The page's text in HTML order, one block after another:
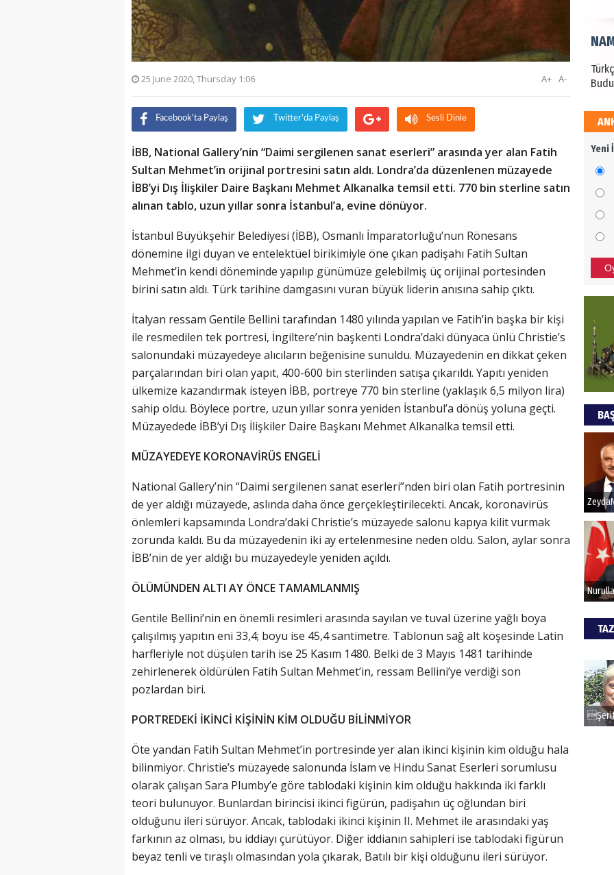
25 June 2020, Thursday 1:06 A-
A+
Facebook'ta Paylaş Twitter'da Paylaş Sesli Dinle
İBB, National Gallery’nin “Daimi sergilenen sanat eserleri” arasında yer alan Fatih
Sultan Mehmet’in orijinal portresini satın aldı. Londra’da düzenlenen müzayede
İBB’yi Dış İlişkiler Daire Başkanı Mehmet Alkanalka temsil etti. 770 bin sterline satın
alınan tablo, uzun yıllar sonra İstanbul’a, evine dönüyor.
İstanbul Büyükşehir Belediyesi (İBB), Osmanlı İmparatorluğu’nun Rönesans
dönemine ilgi duyan ve entelektüel birikimiyle öne çıkan padişahı Fatih Sultan
Mehmet’in kendi döneminde yapılıp günümüze gelebilmiş üç orijinal portesinden
birini satın aldı. Türk tarihine damgasını vuran büyük liderin anısına sahip çıktı.
İtalyan ressam Gentile Bellini tarafından 1480 yılında yapılan ve Fatih’in başka bir kişi
ile resmedilen tek portresi, İngiltere’nin başkenti Londra’daki dünyaca ünlü Christie’s
salonundaki müzayedeye alıcıların beğenisine sunuldu. Müzayedenin en dikkat çeken
parçalarından biri olan yapıt, 400-600 bin sterlinden satışa çıkarıldı. Yapıtı yeniden
ülkemize kazandırmak isteyen İBB, portreye 770 bin sterline (yaklaşık 6,5 milyon lira)
sahip oldu. Böylece portre, uzun yıllar sonra yeniden İstanbul’a dönüş yoluna geçti.
Müzayedede İBB’yi Dış İlişkiler Daire Başkanı Mehmet Alkanalka temsil etti.
MÜZAYEDEYE KORONAVİRÜS ENGELİ
National Gallery’nin “Daimi sergilenen sanat eserleri”nden biri olan Fatih portresinin
de yer aldığı müzayede, aslında daha önce gerçekleştirilecekti. Ancak, koronavirüs
önlemleri kapsamında Londra’daki Christie’s müzayede salonu kapıya kilit vurmak
zorunda kaldı. Bu da müzayedenin iki ay ertelenmesine neden oldu. Salon, aylar sonra
İBB’nin de yer aldığı bu müzayedeyle yeniden açıldı.
ÖLÜMÜNDEN ALTI AY ÖNCE TAMAMLANMIŞ
Gentile Bellini’nin en önemli resimleri arasında sayılan ve tuval üzerine yağlı boya
çalışılmış yapıtın eni 33,4; boyu ise 45,4 santimetre. Tablonun sağ alt köşesinde Latin
harfleriyle not düşülen tarih ise 25 Kasım 1480. Belki de 3 Mayıs 1481 tarihinde
zehirlenerek öldürülen Fatih Sultan Mehmet’in, ressam Bellini’ye verdiği son
pozlardan biri.
PORTREDEKİ İKİNCİ KİŞİNİN KİM OLDUĞU BİLİNMİYOR
Öte yandan Fatih Sultan Mehmet’in portresinde yer alan ikinci kişinin kim olduğu hala
bilinmiyor. Christie’s müzayede salonunda İslam ve Hindu Sanat Eserleri sorumlusu
olarak çalışan Sara Plumby’e göre tablodaki kişinin kim olduğu hakkında iki farklı
teori bulunuyor. Bunlardan birincisi ikinci figürün, padişahın üç oğlundan biri
olduğunu ileri sürüyor. Ancak, tablodaki ikinci kişinin II. Mehmet ile arasındaki yaş
farkının az olması, bu iddiayı çürütüyor. Diğer iddianın sahipleri ise tablodaki figürün
beyaz tenli ve tıraşlı olmasından yola çıkarak, Batılı bir kişi olduğunu ileri sürüyor.
Bu
Yeni